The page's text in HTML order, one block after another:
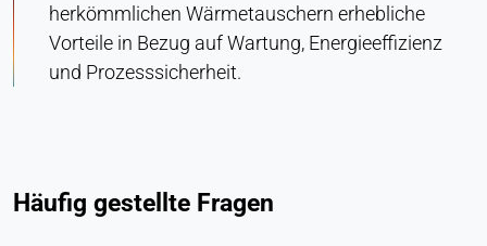
herkömmlichen Wärmetauschern erhebliche
Vorteile in Bezug auf Wartung, Energieeffizienz
und Prozesssicherheit.
Häufig gestellte Fragen